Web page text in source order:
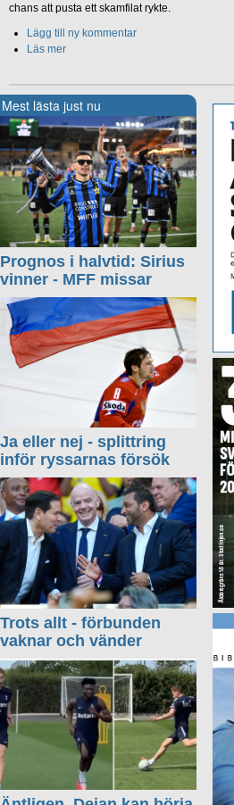
chans att pusta ett skamfilat rykte.
Lägg till ny kommentar
Läs mer
Mest lästa just nu
Prognos i halvtid: Sirius
vinner - MFF missar
Ja eller nej - splittring
inför ryssarnas försök
Trots allt - förbunden
vaknar och vänder